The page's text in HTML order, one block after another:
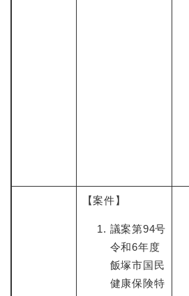
【案件】
議案第94号
令和6年度
飯塚市国民
健康保険特